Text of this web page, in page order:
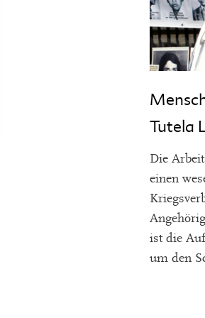
Tutela
Die
einen
ist die
um den